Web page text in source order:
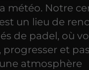
météo. Notre
un lieu de
de padel, où
et
atmosphère